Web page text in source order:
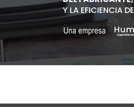
Y LA EFICIENCIA